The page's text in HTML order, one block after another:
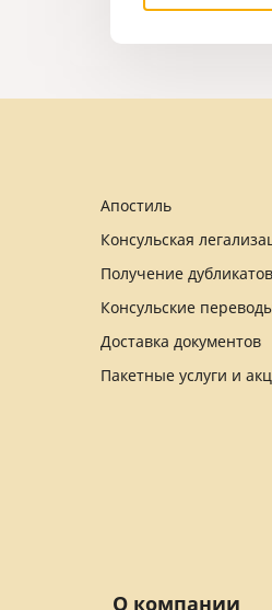
Апостиль
Консульская
Получение
Консульские
Доставка документов
Пакетные услуги и
О компании